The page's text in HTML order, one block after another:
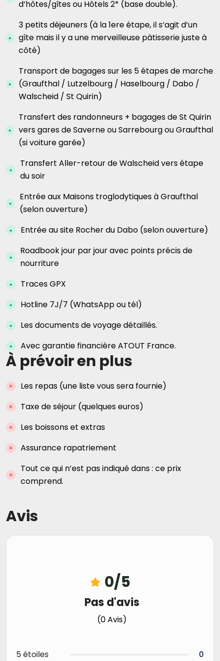
d’hôtes/gîtes ou Hôtels 2* (base double).
3 petits déjeuners (à la 1ere étape, il s’agit d’un
gîte mais il y a une merveilleuse pâtisserie juste à
côté)
Transport de bagages sur les 5 étapes de marche
(Graufthal / Lutzelbourg / Haselbourg / Dabo /
Walscheid / St Quirin)
Transfert des randonneurs + bagages de St Quirin
vers gares de Saverne ou Sarrebourg ou Graufthal
(si voiture garée)
Transfert Aller-retour de Walscheid vers étape
du soir
Entrée aux Maisons troglodytiques à Graufthal
(selon ouverture)
Entrée au site Rocher du Dabo (selon ouverture)
Roadbook jour par jour avec points précis de
nourriture
Traces GPX
Hotline 7J/7 (WhatsApp ou tél)
Les documents de voyage détaillés.
Avec garantie financière ATOUT France.
À prévoir en plus
Les repas (une liste vous sera fournie)
Taxe de séjour (quelques euros)
Les boissons et extras
Assurance rapatriement
Tout ce qui n’est pas indiqué dans : ce prix
comprend.
Avis
0/5
Pas d'avis
(0 Avis)
5 étoiles
0